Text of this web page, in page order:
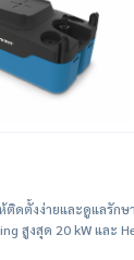
ติดตั้งง่ายและดูแลรักษ
สูงสุด 20 kW และ